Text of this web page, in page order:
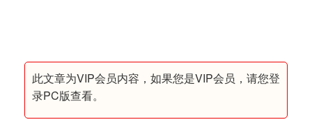
此文章为VIP会员内容，如果您是VIP会员，请您登
录PC版查看。